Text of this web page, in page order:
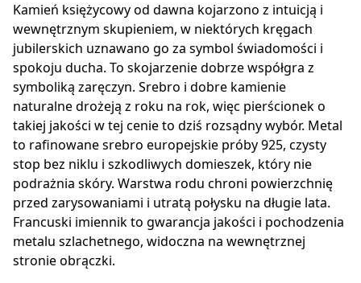
Kamień księżycowy od dawna kojarzono z intuicją i
wewnętrznym skupieniem, w niektórych kręgach
jubilerskich uznawano go za symbol świadomości i
spokoju ducha. To skojarzenie dobrze współgra z
symboliką zaręczyn. Srebro i dobre kamienie
naturalne drożeją z roku na rok, więc pierścionek o
takiej jakości w tej cenie to dziś rozsądny wybór. Metal
to rafinowane srebro europejskie próby 925, czysty
stop bez niklu i szkodliwych domieszek, który nie
podrażnia skóry. Warstwa rodu chroni powierzchnię
przed zarysowaniami i utratą połysku na długie lata.
Francuski imiennik to gwarancja jakości i pochodzenia
metalu szlachetnego, widoczna na wewnętrznej
stronie obrączki.